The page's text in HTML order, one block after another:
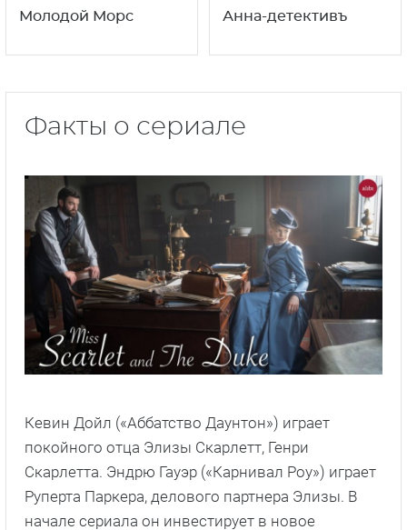
Молодой Морс Анна-детективъ
Факты о сериале
Кевин Дойл («Аббатство Даунтон») играет
покойного отца Элизы Скарлетт, Генри
Скарлетта. Эндрю Гауэр («Карнивал Роу») играет
Руперта Паркера, делового партнера Элизы. В
начале сериала он инвестирует в новое